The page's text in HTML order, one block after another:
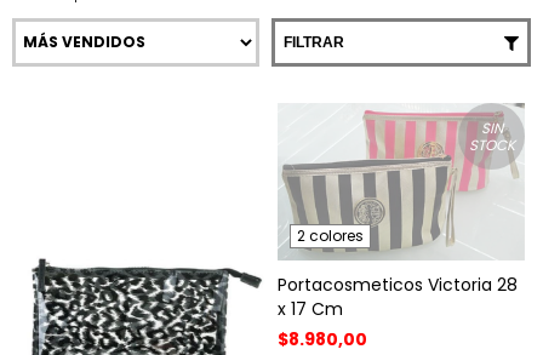
FILTRAR
SIN
STOCK
2 colores
Portacosmeticos Victoria 28
x 17 Cm
$8.980,00